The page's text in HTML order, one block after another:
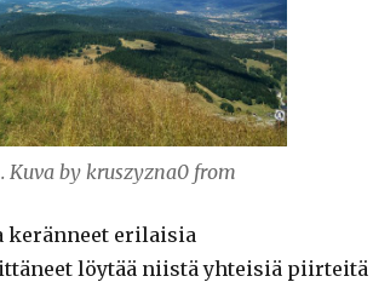
Kuva by kruszyzna0 from
keränneet erilaisia
löytää niistä yhteisiä piirteitä